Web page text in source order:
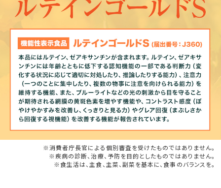
※消費者庁長官による個別審査を受けたものではありません。
※疾病の診断、治療、予防を目的としたものではありません。
※食生活は、主食、主菜、副菜を基本に、食事のバランスを。